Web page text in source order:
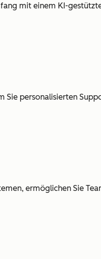
mit einem KI-
Sie personalisierten
ermöglichen Sie